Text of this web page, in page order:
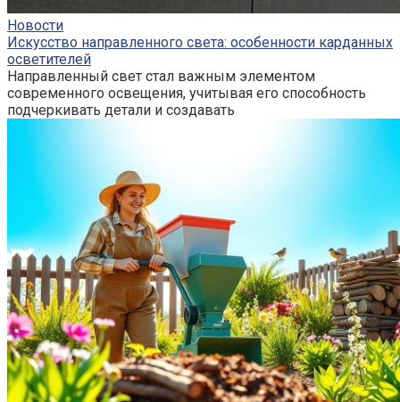
Новости
Искусство направленного света: особенности карданных
осветителей
Направленный свет стал важным элементом
современного освещения, учитывая его способность
подчеркивать детали и создавать